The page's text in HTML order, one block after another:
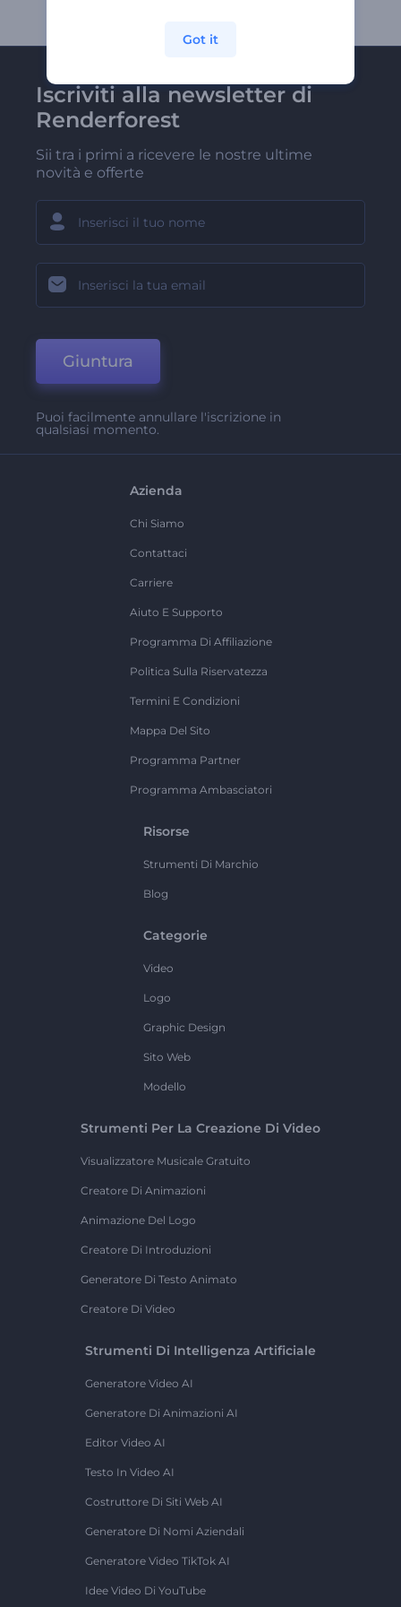
Iscriviti alla newsletter di
Renderforest
Sii tra i primi a ricevere le nostre ultime
novità e offerte
Giuntura
Puoi facilmente annullare l'iscrizione in
qualsiasi momento.
Azienda
Chi Siamo
Contattaci
Carriere
Aiuto E Supporto
Programma Di Affiliazione
Politica Sulla Riservatezza
Termini E Condizioni
Mappa Del Sito
Programma Partner
Programma Ambasciatori
Risorse
Strumenti Di Marchio
Blog
Categorie
Video
Logo
Graphic Design
Sito Web
Modello
Strumenti Per La Creazione Di Video
Visualizzatore Musicale Gratuito
Creatore Di Animazioni
Animazione Del Logo
Creatore Di Introduzioni
Generatore Di Testo Animato
Creatore Di Video
Strumenti Di Intelligenza Artificiale
Generatore Video AI
Generatore Di Animazioni AI
Editor Video AI
Testo In Video AI
Costruttore Di Siti Web AI
Generatore Di Nomi Aziendali
Generatore Video TikTok AI
Idee Video Di YouTube
Got it